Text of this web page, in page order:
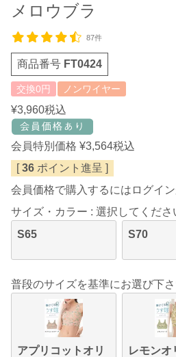
メロウブラ
87件
商品番号 FT0424
交換0円 ノンワイヤー
¥3,960税込
会員特別価格 ¥3,564税込
[ 36 ポイント進呈 ]
会員価格で購入するにはログイン
サイズ・カラー
選択してくださ
S65
S70
普段のサイズを基準にお選び下
アプリコットオリ
レモンオ